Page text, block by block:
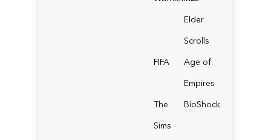
Elder
Scrolls
FIFA
Age of
Empires
The
Sims
BioShock